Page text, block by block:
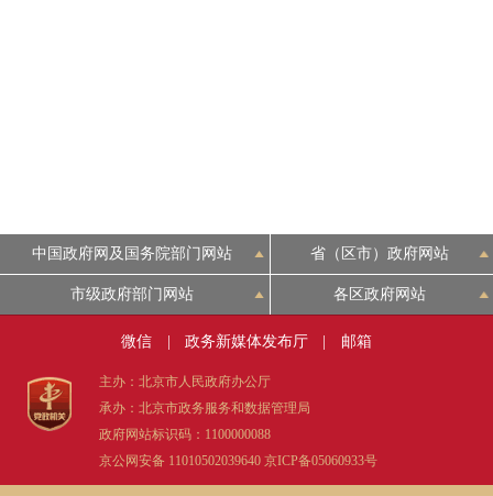
中国政府网及国务院部门网站 省（区市）政府网站
市级政府部门网站 各区政府网站
微信 政务新媒体发布厅 邮箱
主办：北京市人民政府办公厅
承办：北京市政务服务和数据管理局
政府网站标识码：1100000088
京公网安备 11010502039640 京ICP备05060933号